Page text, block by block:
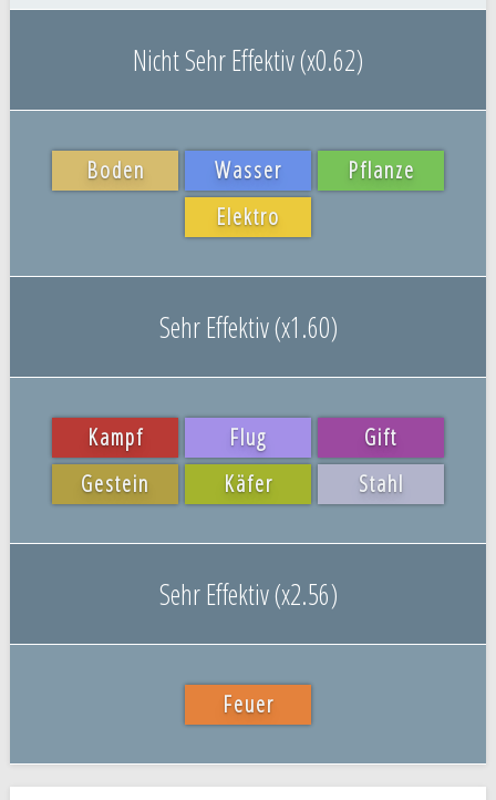
Nicht Sehr Effektiv (x0.62)
Boden Wasser
Pflanze
Elektro
Sehr Effektiv (x1.60)
Kampf Flug
Gift
Gestein
Käfer Stahl
Sehr Effektiv (x2.56)
Feuer